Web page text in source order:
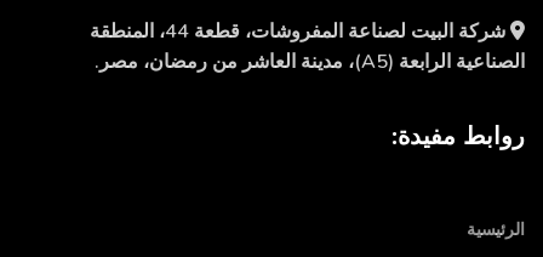
شركة البيت لصناعة المفروشات، قطعة 44، المنطقة
الصناعية الرابعة (A5)، مدينة العاشر من رمضان، مصر.
روابط مفيدة:
الرئيسية